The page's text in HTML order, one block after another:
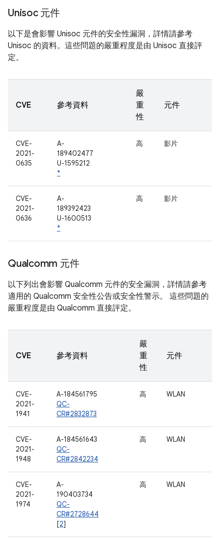
Unisoc 元件
以下是會影響 Unisoc 元件的安全性漏洞，詳情請參考
Unisoc 的資料。這些問題的嚴重程度是由 Unisoc 直接評
定。
CVE 參考資料
嚴
重
性
元件
CVE-
2021-
0635
A-
189402477
U-1595212
*
高 影片
CVE-
2021-
0636
A-
189392423
U-1600513
*
高 影片
Qualcomm 元件
以下列出會影響 Qualcomm 元件的安全漏洞，詳情請參考
適用的 Qualcomm 安全性公告或安全性警示。 這些問題的
嚴重程度是由 Qualcomm 直接評定。
CVE 參考資料
嚴
重
性
元件
CVE-
2021-
1941
A-184561795
QC-
CR#2832873
高 WLAN
CVE-
2021-
1948
A-184561643
QC-
CR#2842234
高 WLAN
CVE-
2021-
1974
A-
190403734
QC-
CR#2728644
[2]
高 WLAN